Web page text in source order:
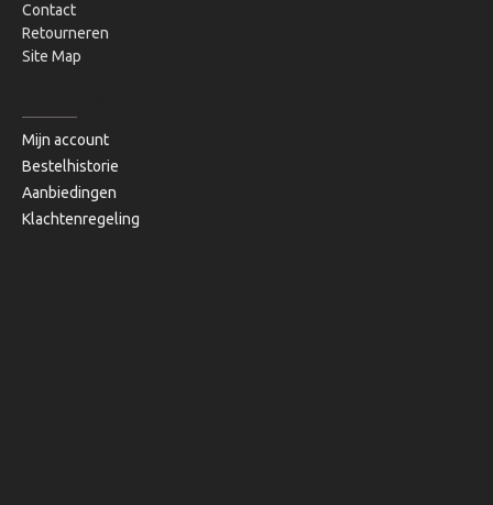
Contact
Retourneren
Site Map
Mijn account
Bestelhistorie
Aanbiedingen
Klachtenregeling